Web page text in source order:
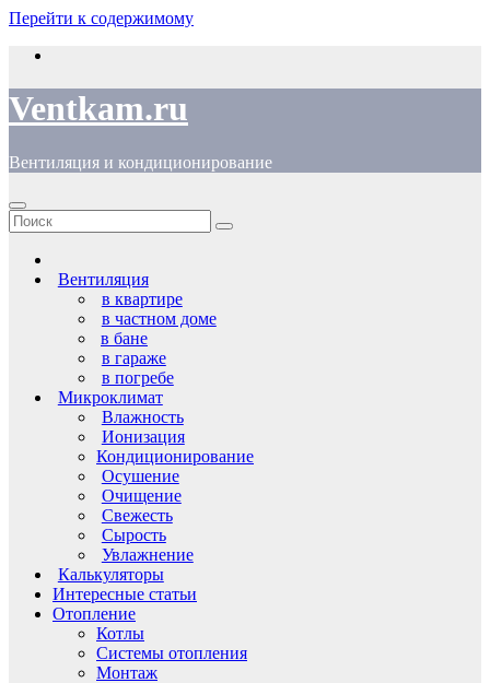
Перейти к содержимому
Ventkam.ru
Вентиляция и кондиционирование
Вентиляция
в квартире
в частном доме
в бане
в гараже
в погребе
Микроклимат
Влажность
Ионизация
Кондиционирование
Осушение
Очищение
Свежесть
Сырость
Увлажнение
Калькуляторы
Интересные статьи
Отопление
Котлы
Системы отопления
Монтаж